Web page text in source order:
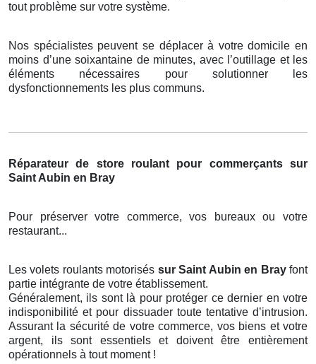
tout problème sur votre système.
Nos spécialistes peuvent se déplacer à votre domicile en
moins d’une soixantaine de minutes, avec l’outillage et les
éléments nécessaires pour solutionner les
dysfonctionnements les plus communs.
Réparateur de store roulant pour commerçants sur
Saint Aubin en Bray
Pour préserver votre commerce, vos bureaux ou votre
restaurant...
Les volets roulants motorisés sur Saint Aubin en Brayfont
partie intégrante de votre établissement.
Généralement, ils sont là pour protéger ce dernier en votre
indisponibilité et pour dissuader toute tentative d’intrusion.
Assurant la sécurité de votre commerce, vos biens et votre
argent, ils sont essentiels et doivent être entièrement
opérationnels à tout moment !